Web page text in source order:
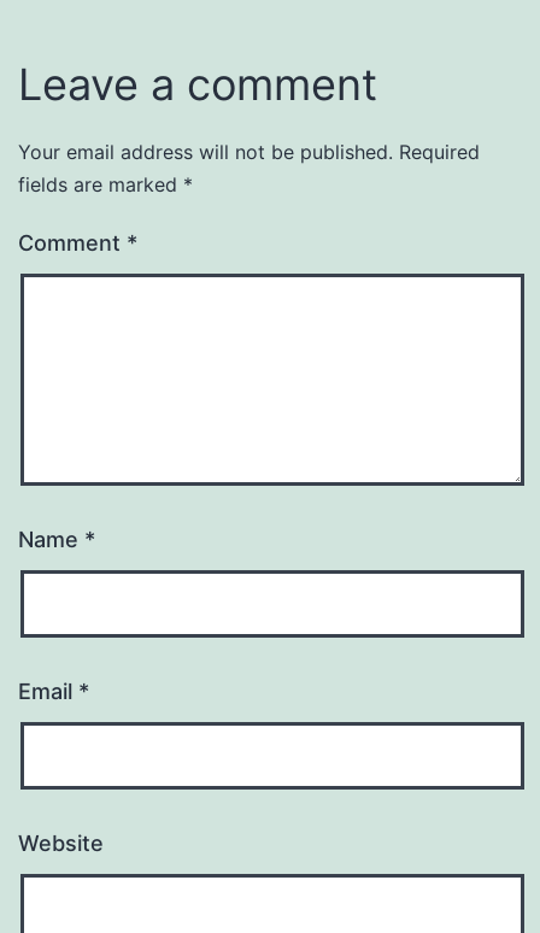
Leave a comment
Your email address will not be published. Required
fields are marked *
Comment *
Name *
Email *
Website